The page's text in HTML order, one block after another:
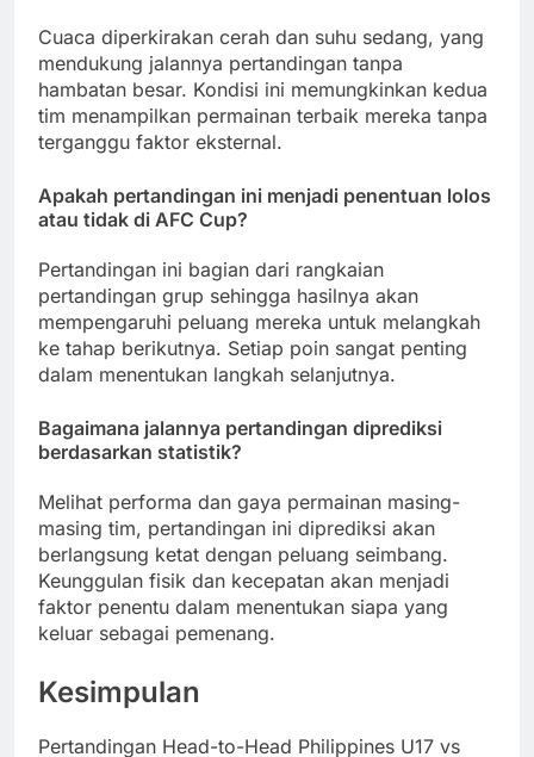
Cuaca diperkirakan cerah dan suhu sedang, yang
mendukung jalannya pertandingan tanpa
hambatan besar. Kondisi ini memungkinkan kedua
tim menampilkan permainan terbaik mereka tanpa
terganggu faktor eksternal.
Apakah pertandingan ini menjadi penentuan lolos
atau tidak di AFC Cup?
Pertandingan ini bagian dari rangkaian
pertandingan grup sehingga hasilnya akan
mempengaruhi peluang mereka untuk melangkah
ke tahap berikutnya. Setiap poin sangat penting
dalam menentukan langkah selanjutnya.
Bagaimana jalannya pertandingan diprediksi
berdasarkan statistik?
Melihat performa dan gaya permainan masing-
masing tim, pertandingan ini diprediksi akan
berlangsung ketat dengan peluang seimbang.
Keunggulan fisik dan kecepatan akan menjadi
faktor penentu dalam menentukan siapa yang
keluar sebagai pemenang.
Kesimpulan
Pertandingan Head-to-Head Philippines U17 vs